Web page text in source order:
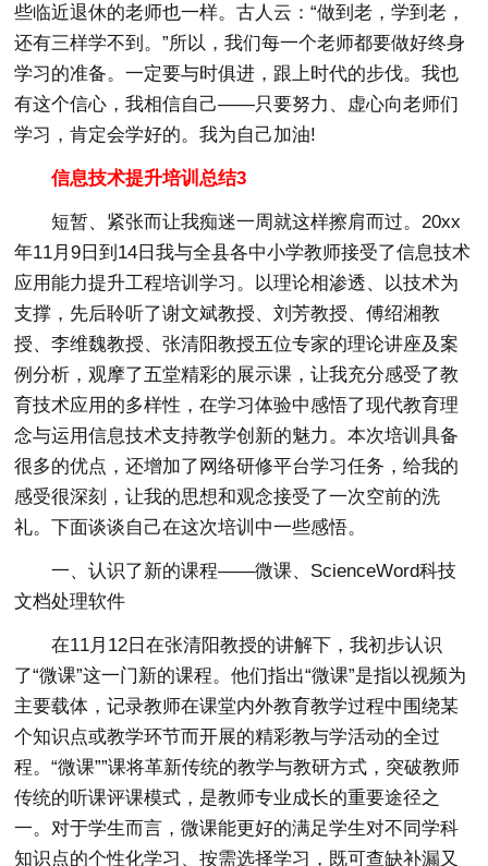
些临近退休的老师也一样。古人云：“做到老，学到老，
还有三样学不到。”所以，我们每一个老师都要做好终身
学习的准备。一定要与时俱进，跟上时代的步伐。我也
有这个信心，我相信自己——只要努力、虚心向老师们
学习，肯定会学好的。我为自己加油!
信息技术提升培训总结3
短暂、紧张而让我痴迷一周就这样擦肩而过。20xx
年11月9日到14日我与全县各中小学教师接受了信息技术
应用能力提升工程培训学习。以理论相渗透、以技术为
支撑，先后聆听了谢文斌教授、刘芳教授、傅绍湘教
授、李维魏教授、张清阳教授五位专家的理论讲座及案
例分析，观摩了五堂精彩的展示课，让我充分感受了教
育技术应用的多样性，在学习体验中感悟了现代教育理
念与运用信息技术支持教学创新的魅力。本次培训具备
很多的优点，还增加了网络研修平台学习任务，给我的
感受很深刻，让我的思想和观念接受了一次空前的洗
礼。下面谈谈自己在这次培训中一些感悟。
一、认识了新的课程——微课、ScienceWord科技
文档处理软件
在11月12日在张清阳教授的讲解下，我初步认识
了“微课”这一门新的课程。他们指出“微课”是指以视频为
主要载体，记录教师在课堂内外教育教学过程中围绕某
个知识点或教学环节而开展的精彩教与学活动的全过
程。“微课””课将革新传统的教学与教研方式，突破教师
传统的听课评课模式，是教师专业成长的重要途径之
一。对于学生而言，微课能更好的满足学生对不同学科
知识点的个性化学习、按需选择学习，既可查缺补漏又